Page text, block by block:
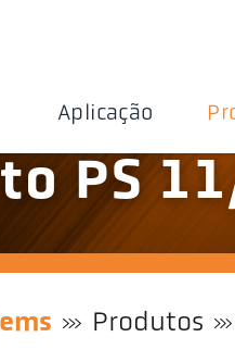
Aplicação
PS
Produtos